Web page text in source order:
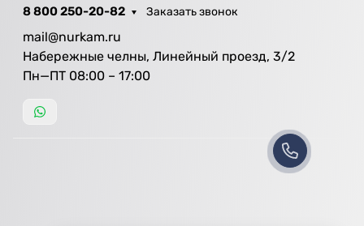
8 800 250-20-82 Заказать звонок
mail@nurkam.ru
Набережные челны, Линейный проезд, 3/2
Пн—ПТ 08:00 – 17:00